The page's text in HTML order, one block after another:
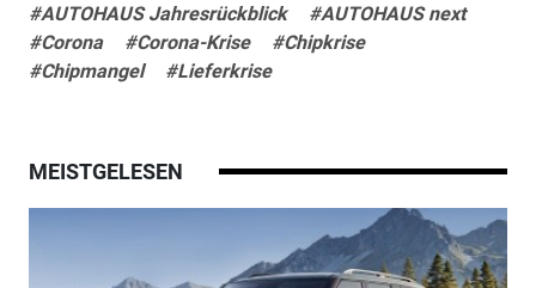
#AUTOHAUS Jahresrückblick
#AUTOHAUS next
#Corona
#Corona-Krise
#Chipkrise
#Chipmangel
#Lieferkrise
MEISTGELESEN